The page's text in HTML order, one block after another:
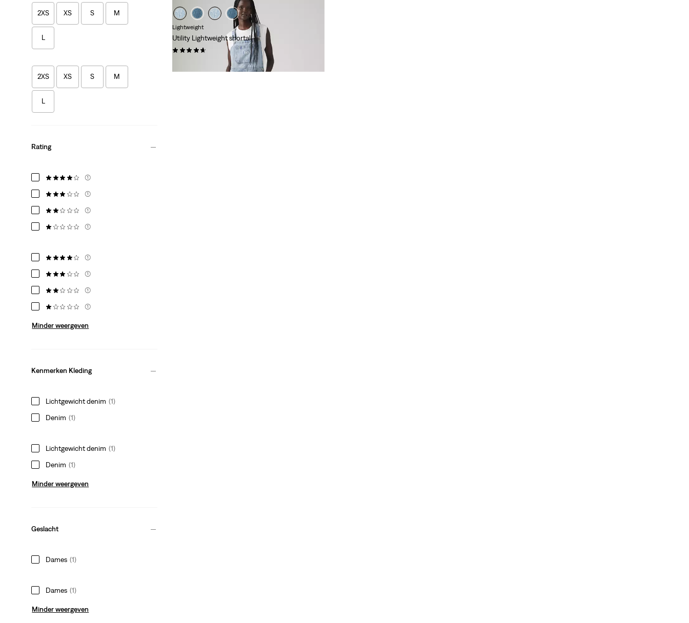
2XS XS S M
L
2XS XS S M
L
Rating
(1)
(1)
(1)
(1)
(1)
(1)
(1)
(1)
Minder weergeven
Kenmerken Kleding
Lichtgewicht denim (1)
Denim (1)
Lichtgewicht denim (1)
Denim (1)
Minder weergeven
Geslacht
Dames (1)
Dames (1)
Minder weergeven
Lightweight
Utility Lightweight shortall